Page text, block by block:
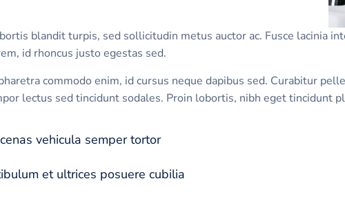
blandit turpis, sed sollicitudin metus auctor ac. Fusce lacinia
id rhoncus justo egestas sed.
commodo enim, id cursus neque dapibus sed. Curabitur
lectus sed tincidunt sodales. Proin lobortis, nibh eget tincidunt
vehicula semper tortor
et ultrices posuere cubilia